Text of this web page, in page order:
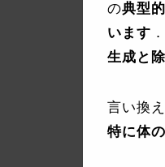
の典型
います
生成と
言い換
特に体